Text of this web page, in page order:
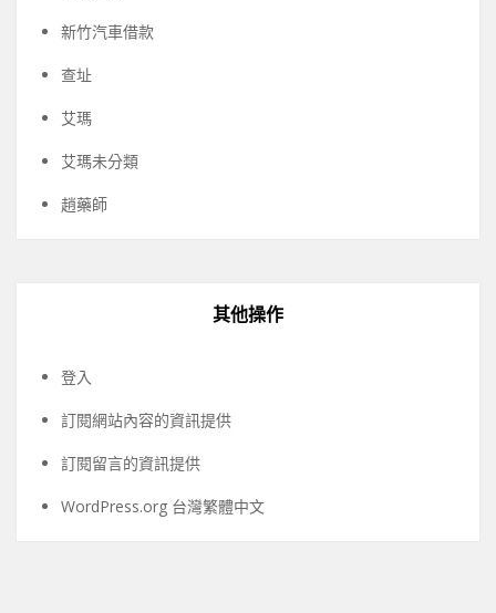
新竹汽車借款
查址
艾瑪
艾瑪未分類
趙藥師
其他操作
登入
訂閱網站內容的資訊提供
訂閱留言的資訊提供
WordPress.org 台灣繁體中文